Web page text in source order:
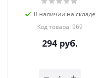
В наличии на складе
Код товара: 969
294руб.